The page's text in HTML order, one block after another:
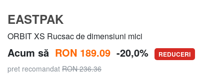
EASTPAK
ORBIT XS Rucsac de dimensiuni mici
Acum să RON 189.09 -20,0% REDUCERI
pret recomandat RON 236.36